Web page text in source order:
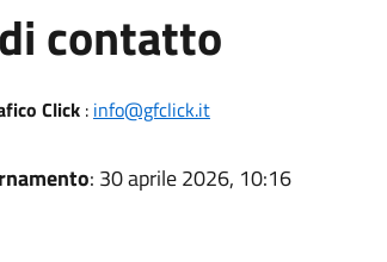
contatto
Click: info@gfclick.it
: 30 aprile 2026, 10:16